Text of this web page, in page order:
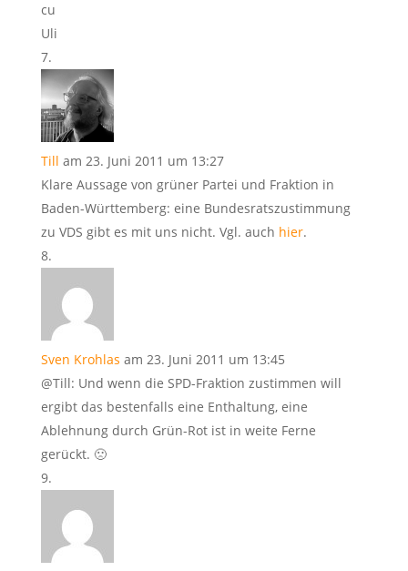
cu
Uli
Till am 23. Juni 2011 um 13:27
Klare Aussage von grüner Partei und Fraktion in
Baden-Württemberg: eine Bundesratszustimmung
zu VDS gibt es mit uns nicht. Vgl. auch hier.
Sven Krohlas am 23. Juni 2011 um 13:45
@Till: Und wenn die SPD-Fraktion zustimmen will
ergibt das bestenfalls eine Enthaltung, eine
Ablehnung durch Grün-Rot ist in weite Ferne
gerückt. 🙁